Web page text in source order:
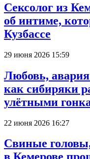
Сексолог из
об интиме,
Кузбассе
29 июня 2026 15:59
Любовь,
как сибиряки
улётными
22 июня 2026 16:27
Свиные